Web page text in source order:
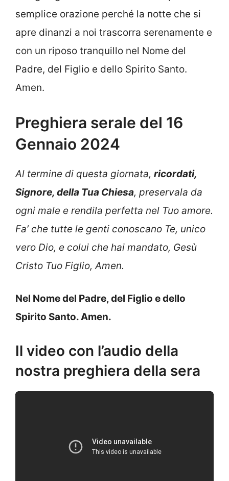
semplice orazione perché la notte che si
apre dinanzi a noi trascorra serenamente e
con un riposo tranquillo nel Nome del
Padre, del Figlio e dello Spirito Santo.
Amen.
Preghiera serale del 16
Gennaio 2024
Al termine di questa giornata, ricordati,
Signore, della Tua Chiesa, preservala da
ogni male e rendila perfetta nel Tuo amore.
Fa’ che tutte le genti conoscano Te, unico
vero Dio, e colui che hai mandato, Gesù
Cristo Tuo Figlio, Amen.
Nel Nome del Padre, del Figlio e dello
Spirito Santo. Amen.
Il video con l’audio della
nostra preghiera della sera